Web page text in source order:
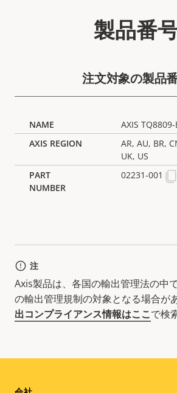
製品番
注文対象の製品
AXIS
AR, AU, BR,
UK, US
02231-001
注
Axis製品は、各国の輸出管理法の中
の輸出管理規制の対象となる場合が
出コンプライアンス情報はここで検